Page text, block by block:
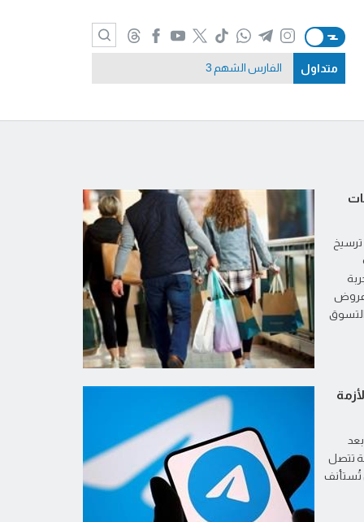
متداول الفارس الشهم 3
ترسيخ
عروض
تتصل
تُستأنف